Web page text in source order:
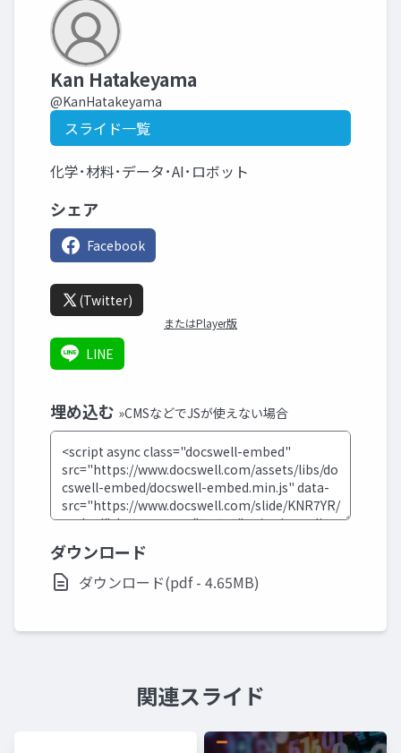
Kan Hatakeyama
@KanHatakeyama
スライド一覧
化学･材料･データ･AI･ロボット
シェア
Facebook
(Twitter)
またはPlayer版
LINE
埋め込む »CMSなどでJSが使えない場合
ダウンロード
ダウンロード(pdf - 4.65MB)
関連スライド